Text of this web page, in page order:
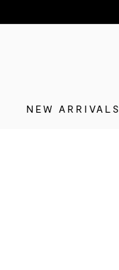
NEW ARRIVALS